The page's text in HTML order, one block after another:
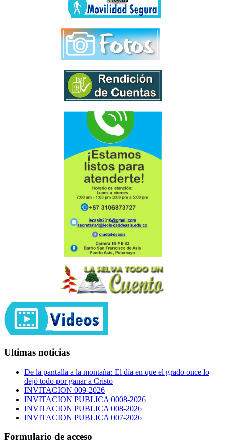
Ultimas noticias
De la pantalla a la montaña: El día en que el grado once lo
dejó todo por ganar a Cristo
INVITACION 009-2026
INVITACION PUBLICA 0008-2026
INVITACION PUBLICA 008-2026
INVITACION PUBLICA 007-2026
Formulario de acceso